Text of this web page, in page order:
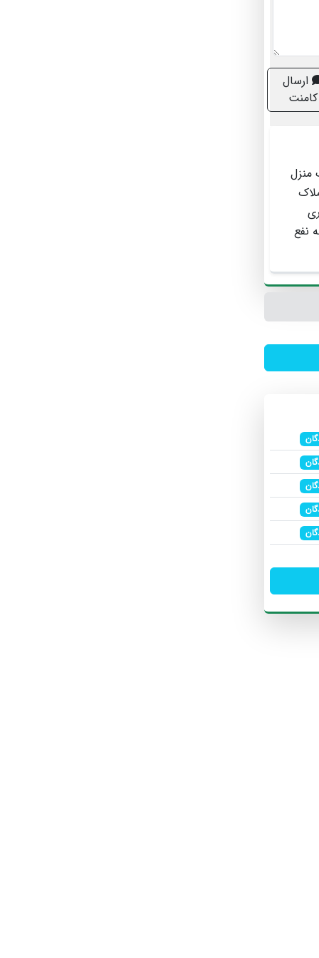
ارسال
کامنت
با یک منزل
نفع